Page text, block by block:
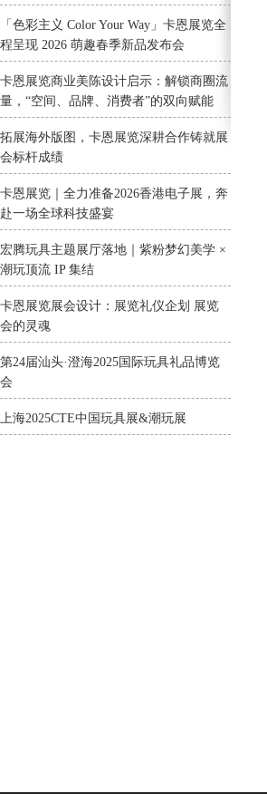
「色彩主义 Color Your Way」卡恩展览全
程呈现 2026 萌趣春季新品发布会
卡恩展览商业美陈设计启示：解锁商圈流
量，“空间、品牌、消费者”的双向赋能
拓展海外版图，卡恩展览深耕合作铸就展
会标杆成绩
卡恩展览｜全力准备2026香港电子展，奔
赴一场全球科技盛宴
宏腾玩具主题展厅落地｜紫粉梦幻美学 ×
潮玩顶流 IP 集结
卡恩展览展会设计：展览礼仪企划 展览
会的灵魂
第24届汕头·澄海2025国际玩具礼品博览
会
上海2025CTE中国玩具展&潮玩展